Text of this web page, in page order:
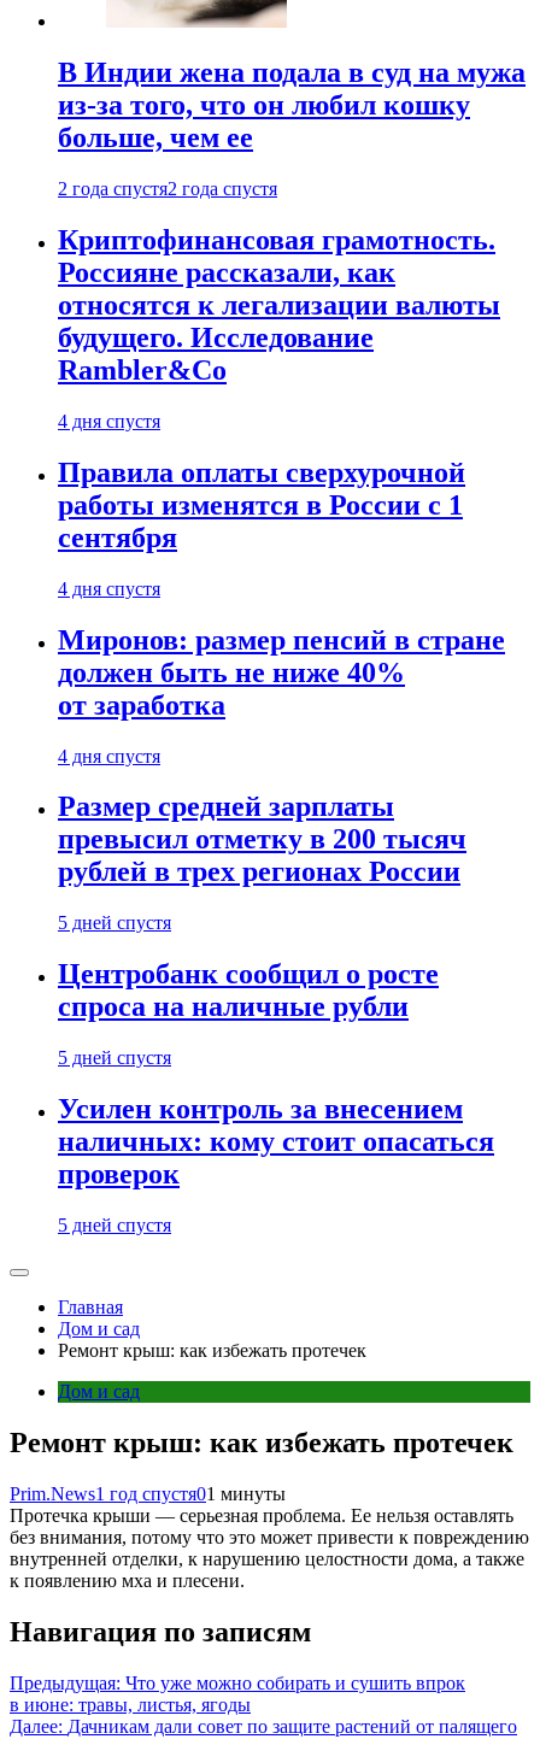
В Индии жена подала в суд на мужа
из-за того, что он любил кошку
больше, чем ее
2 года спустя2 года спустя
Криптофинансовая грамотность.
Россияне рассказали, как
относятся к легализации валюты
будущего. Исследование
Rambler&Co
4 дня спустя
Правила оплаты сверхурочной
работы изменятся в России с 1
сентября
4 дня спустя
Миронов: размер пенсий в стране
должен быть не ниже 40%
от заработка
4 дня спустя
Размер средней зарплаты
превысил отметку в 200 тысяч
рублей в трех регионах России
5 дней спустя
Центробанк сообщил о росте
спроса на наличные рубли
5 дней спустя
Усилен контроль за внесением
наличных: кому стоит опасаться
проверок
5 дней спустя
Главная
Дом и сад
Ремонт крыш: как избежать протечек
Дом и сад
Ремонт крыш: как избежать протечек
Prim.News1 год спустя01 минуты
Протечка крыши — серьезная проблема. Ее нельзя оставлять
без внимания, потому что это может привести к повреждению
внутренней отделки, к нарушению целостности дома, а также
к появлению мха и плесени.
Навигация по записям
Предыдущая: Что уже можно собирать и сушить впрок
в июне: травы, листья, ягоды
Далее: Дачникам дали совет по защите растений от палящего